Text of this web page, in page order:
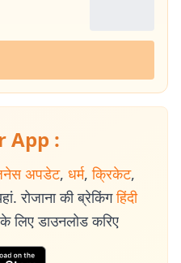
App :
अपडेट, धर्म, क्रिकेट,
रोजाना की ब्रेकिंग हिंदी
डाउनलोड करिए